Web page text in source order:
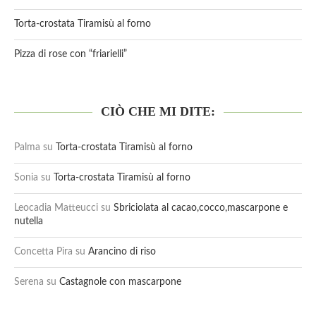
Torta-crostata Tiramisù al forno
Pizza di rose con “friarielli”
CIÒ CHE MI DITE:
Palma su Torta-crostata Tiramisù al forno
Sonia su Torta-crostata Tiramisù al forno
Leocadia Matteucci su Sbriciolata al cacao,cocco,mascarpone e
nutella
Concetta Pira su Arancino di riso
Serena su Castagnole con mascarpone